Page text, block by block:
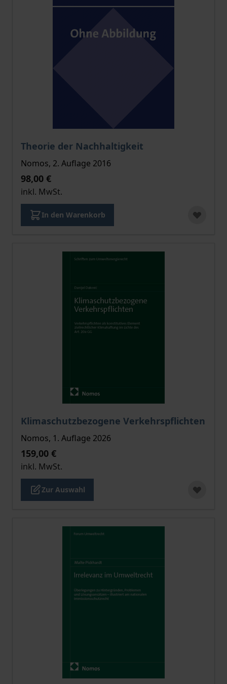
Theorie der Nachhaltigkeit
Der Preis dieses Titels richtet sich nach der
Nomos, 2. Auflage 2016
98,00 €
inkl. MwSt.
In den Warenkorb
Klimaschutzbezogene Verkehrspflichten
Der Preis dieses Titels richtet sich nach der
Nomos, 1. Auflage 2026
159,00 €
inkl. MwSt.
Zur Auswahl